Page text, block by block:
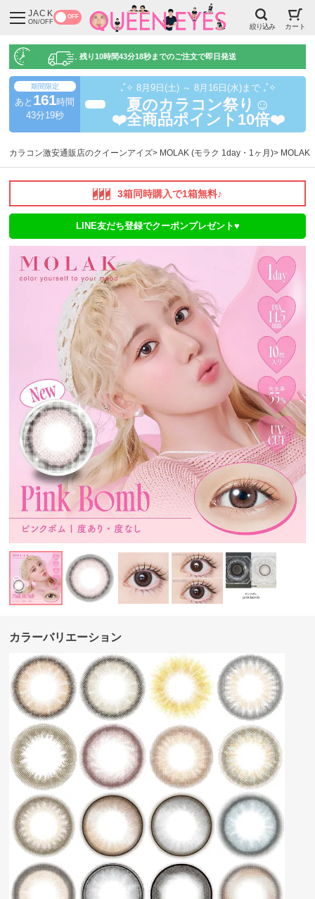
JACK
ON/OFF
OFF
絞り込み カート
残り10時間43分17秒までのご注文で即日発送
期間限定
あと 161時間
43分17秒
₊˚✧ 8月9日(土) ～ 8月16日(水)まで ₊˚✧
夏のカラコン祭り☺️
❤️全商品ポイント10倍❤️
カラコン激安通販店のクイーンアイズ MOLAK (モラク 1day・1ヶ月) MOLAK
3箱同時購入で1箱無料♪
LINE友だち登録でクーポンプレゼント♥
カラーバリエーション